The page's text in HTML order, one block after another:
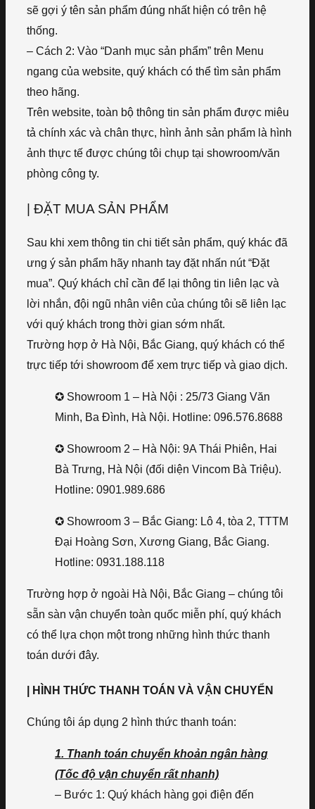
sẽ gợi ý tên sản phẩm đúng nhất hiện có trên hệ
thống.
– Cách 2: Vào “Danh mục sản phẩm” trên Menu
ngang của website, quý khách có thể tìm sản phẩm
theo hãng.
Trên website, toàn bộ thông tin sản phẩm được miêu
tả chính xác và chân thực, hình ảnh sản phẩm là hình
ảnh thực tế được chúng tôi chụp tại showroom/văn
phòng công ty.
| ĐẶT MUA SẢN PHẨM
Sau khi xem thông tin chi tiết sản phẩm, quý khác đã
ưng ý sản phẩm hãy nhanh tay đặt nhấn nút “Đặt
mua”. Quý khách chỉ cần để lại thông tin liên lạc và
lời nhắn, đội ngũ nhân viên của chúng tôi sẽ liên lạc
với quý khách trong thời gian sớm nhất.
Trường hợp ở Hà Nội, Bắc Giang, quý khách có thể
trực tiếp tới showroom để xem trực tiếp và giao dịch.
✪ Showroom 1 – Hà Nội : 25/73 Giang Văn
Minh, Ba Đình, Hà Nội. Hotline: 096.576.8688
✪ Showroom 2 – Hà Nội: 9A Thái Phiên, Hai
Bà Trưng, Hà Nội (đối diện Vincom Bà Triệu).
Hotline: 0901.989.686
✪ Showroom 3 – Bắc Giang: Lô 4, tòa 2, TTTM
Đại Hoàng Sơn, Xương Giang, Bắc Giang.
Hotline: 0931.188.118
Trường hợp ở ngoài Hà Nội, Bắc Giang – chúng tôi
sẵn sàn vận chuyển toàn quốc miễn phí, quý khách
có thể lựa chọn một trong những hình thức thanh
toán dưới đây.
| HÌNH THỨC THANH TOÁN VÀ VẬN CHUYỂN
Chúng tôi áp dụng 2 hình thức thanh toán:
1. Thanh toán chuyển khoản ngân hàng
(Tốc độ vận chuyển rất nhanh)
– Bước 1: Quý khách hàng gọi điện đến